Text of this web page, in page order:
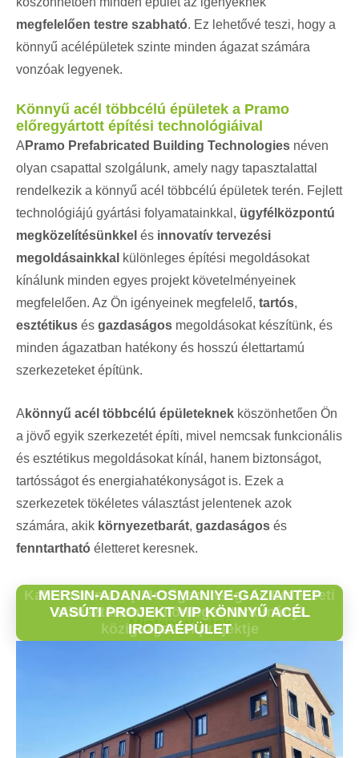
megfelelően testre szabható. Ez lehetővé teszi, hogy a
könnyű acélépületek szinte minden ágazat számára
vonzóak legyenek.
Könnyű acél többcélú épületek a Pramo
előregyártott építési technológiáival
A Pramo Prefabricated Building Technologies néven
olyan csapattal szolgálunk, amely nagy tapasztalattal
rendelkezik a könnyű acél többcélú épületek terén. Fejlett
technológiájú gyártási folyamatainkkal, ügyfélközpontú
megközelítésünkkel és innovatív tervezési
megoldásainkkal különleges építési megoldásokat
kínálunk minden egyes projekt követelményeinek
megfelelően. Az Ön igényeinek megfelelő, tartós,
esztétikus és gazdaságos megoldásokat készítünk, és
minden ágazatban hatékony és hosszú élettartamú
szerkezeteket építünk.
A könnyű acél többcélú épületeknek köszönhetően Ön
a jövő egyik szerkezetét építi, mivel nemcsak funkcionális
és esztétikus megoldásokat kínál, hanem biztonságot,
tartósságot és energiahatékonyságot is. Ezek a
szerkezetek tökéletes választást jelentenek azok
számára, akik környezetbarát, gazdaságos és
fenntartható életteret keresnek.
Mintaprojektek
Kahramanmaraş Mezőgazdasági és Erdészeti
Minisztérium Különleges tartományi
közigazgatási projektje
MERSIN-ADANA-OSMANIYE-GAZIANTEP
VASÚTI PROJEKT VIP KÖNNYŰ ACÉL
IRODAÉPÜLET